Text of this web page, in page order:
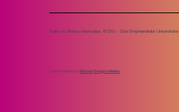
Todos os direitos reservados. ® CEU - Ciclo Empreendedor Universitário
Desenvolvido porMSocial | Design e Mídias